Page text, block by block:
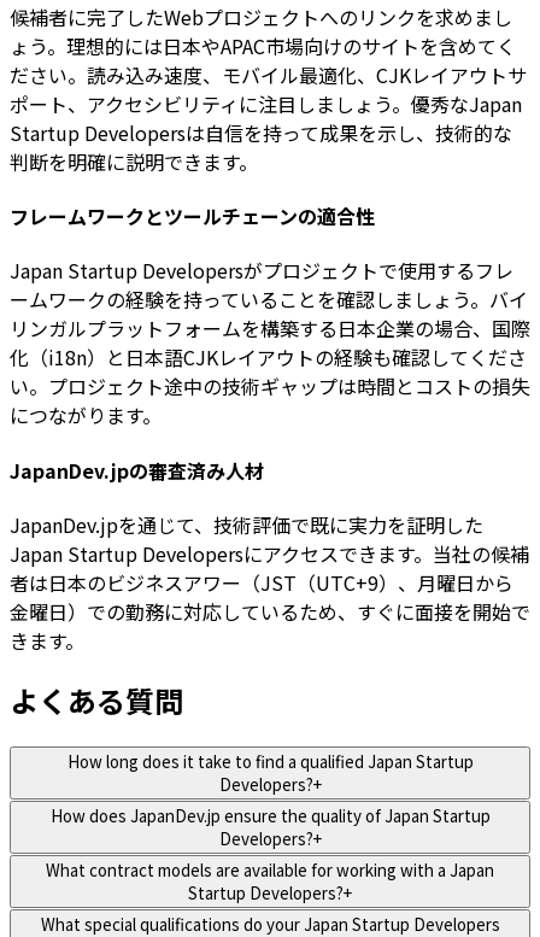
候補者に完了したWebプロジェクトへのリンクを求めまし
ょう。理想的には日本やAPAC市場向けのサイトを含めてく
ださい。読み込み速度、モバイル最適化、CJKレイアウトサ
ポート、アクセシビリティに注目しましょう。優秀なJapan
Startup Developersは自信を持って成果を示し、技術的な
判断を明確に説明できます。
フレームワークとツールチェーンの適合性
Japan Startup Developersがプロジェクトで使用するフレ
ームワークの経験を持っていることを確認しましょう。バイ
リンガルプラットフォームを構築する日本企業の場合、国際
化（i18n）と日本語CJKレイアウトの経験も確認してくださ
い。プロジェクト途中の技術ギャップは時間とコストの損失
につながります。
JapanDev.jpの審査済み人材
JapanDev.jpを通じて、技術評価で既に実力を証明した
Japan Startup Developersにアクセスできます。当社の候補
者は日本のビジネスアワー（JST（UTC+9）、月曜日から
金曜日）での勤務に対応しているため、すぐに面接を開始で
きます。
よくある質問
How long does it take to find a qualified Japan Startup
Developers?+
How does JapanDev.jp ensure the quality of Japan Startup
Developers?+
What contract models are available for working with a Japan
Startup Developers?+
What special qualifications do your Japan Startup Developers